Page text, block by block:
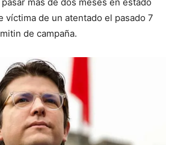
víctima de un atentado el pasado 7
de campaña.